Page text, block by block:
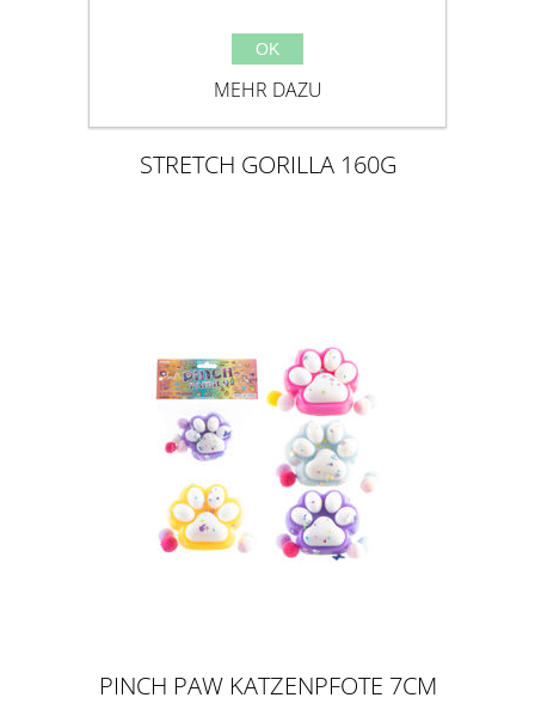
STRETCH GORILLA 160G
PINCH PAW KATZENPFOTE 7CM
OK
MEHR DAZU